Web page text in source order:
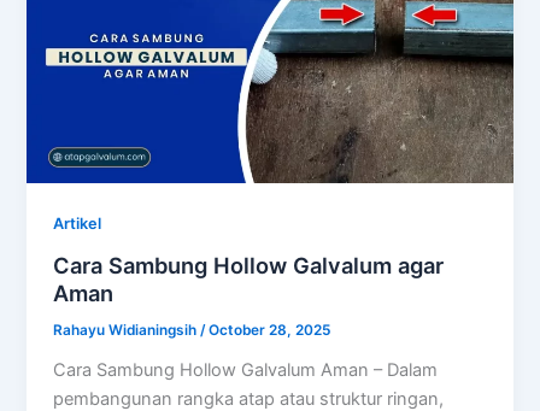
Artikel
Cara Sambung Hollow Galvalum agar
Aman
Rahayu Widianingsih/October 28, 2025
Cara Sambung Hollow Galvalum Aman – Dalam
pembangunan rangka atap atau struktur ringan,